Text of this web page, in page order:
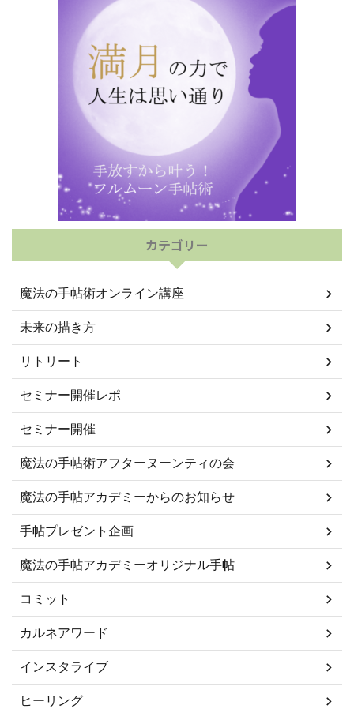
カテゴリー
魔法の手帖術オンライン講座
未来の描き方
リトリート
セミナー開催レポ
セミナー開催
魔法の手帖術アフターヌーンティの会
魔法の手帖アカデミーからのお知らせ
手帖プレゼント企画
魔法の手帖アカデミーオリジナル手帖
コミット
カルネアワード
インスタライブ
ヒーリング